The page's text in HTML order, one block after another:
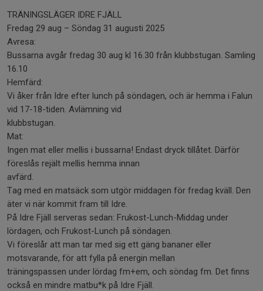
TRÄNINGSLÄGER IDRE FJÄLL
Fredag 29 aug – Söndag 31 augusti 2025
Avresa:
Bussarna avgår fredag 30 aug kl 16.30 från klubbstugan. Samling
16.10
Hemfärd:
Vi åker från Idre efter lunch på söndagen, och är hemma i Falun
vid 17-18-tiden. Avlämning vid
klubbstugan.
Mat:
Ingen mat eller mellis i bussarna! Endast dryck tillåtet. Därför
föreslås rejält mellis hemma innan
avfärd.
Tag med en matsäck som utgör middagen för fredag kväll. Den
äter vi när kommit fram till Idre.
På Idre Fjäll serveras sedan: Frukost-Lunch-Middag under
lördagen, och Frukost-Lunch på söndagen.
Vi föreslår att man tar med sig ett gäng bananer eller
motsvarande, för att fylla på energin mellan
träningspassen under lördag fm+em, och söndag fm. Det finns
också en mindre matbu*k på Idre Fjäll.